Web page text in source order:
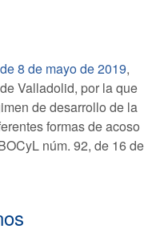
8 de mayo de 2019,
Valladolid, por la que
de desarrollo de la
formas de acoso
núm. 92, de 16 de